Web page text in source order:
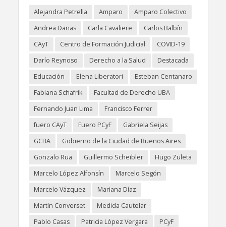
Alejandra Petrella Amparo
Amparo Colectivo
Andrea Danas
Carla Cavaliere
Carlos Balbín
CAyT
Centro de Formación Judicial
COVID-19
Darío Reynoso
Derecho a la Salud
Destacada
Educación
Elena Liberatori
Esteban Centanaro
Fabiana Schafrik
Facultad de Derecho UBA
Fernando Juan Lima
Francisco Ferrer
fuero CAyT
Fuero PCyF
Gabriela Seijas
GCBA
Gobierno de la Ciudad de Buenos Aires
Gonzalo Rua
Guillermo Scheibler
Hugo Zuleta
Marcelo López Alfonsín
Marcelo Segón
Marcelo Vázquez
Mariana Díaz
Martín Converset
Medida Cautelar
Pablo Casas
Patricia López Vergara
PCyF